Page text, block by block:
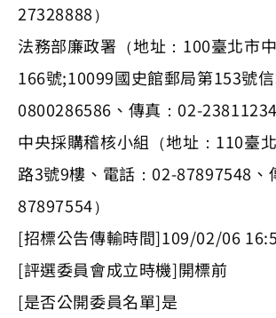
27328888）
法務部廉政署（地址：100臺北市
166號;10099國史館郵局第153號信
0800286586、傳真：02-23811234
中央採購稽核小組（地址：110臺
路3號9樓、電話：02-87897548、
87897554）
[招標公告傳輸時間]109/02/06
[評選委員會成立時機]開標前
[是否公開委員名單]是